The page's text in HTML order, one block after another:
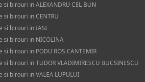
birouri in ALEXANDRU CEL BUN
birouri in CENTRU
si birouri in IASI
si birouri in NICOLINA
birouri in PODU ROS CANTEMIR
birouri in TUDOR VLADIMIRESCU BUCSINESCU
birouri in VALEA LUPULUI